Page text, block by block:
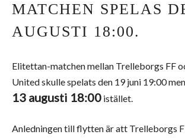
MATCHEN SPELAS
AUGUSTI 18:00.
Elitettan-matchen mellan Trelleborgs FF
United skulle spelats den 19 juni 19:00
13 augusti 18:00 istället.
Anledningen till flytten är att Trelleborgs